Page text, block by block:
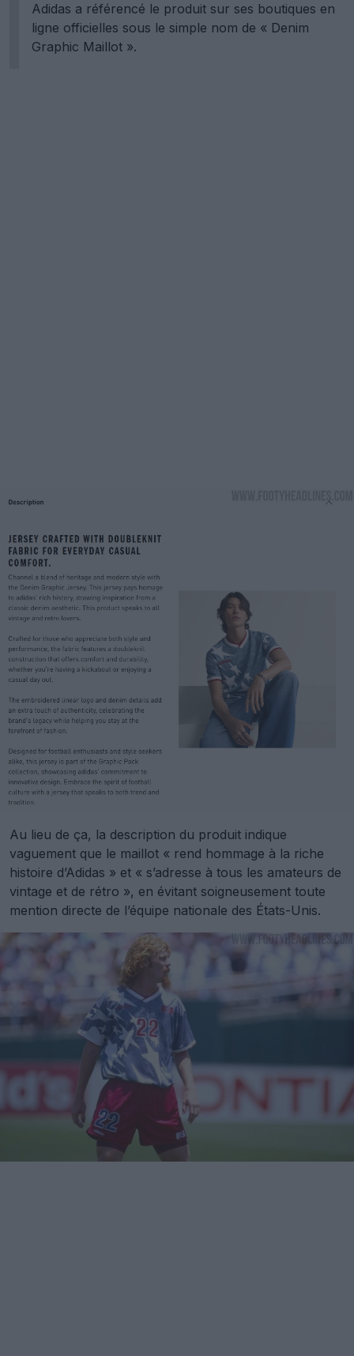
Adidas a référencé le produit sur ses boutiques en
ligne officielles sous le simple nom de « Denim
Graphic Maillot ».
Au lieu de ça, la description du produit indique
vaguement que le maillot « rend hommage à la riche
histoire d’Adidas » et « s’adresse à tous les amateurs de
vintage et de rétro », en évitant soigneusement toute
mention directe de l’équipe nationale des États-Unis.